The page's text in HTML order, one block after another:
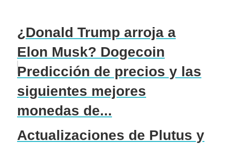
¿Donald Trump arroja a
Elon Musk? Dogecoin
Predicción de precios y las
siguientes mejores
monedas de...
Actualizaciones de Plutus y